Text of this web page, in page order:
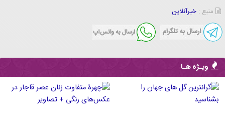
منبع : خبرآنلاین
ویـژه هـا